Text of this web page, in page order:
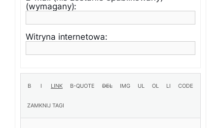
(wymagany):
Witryna internetowa: